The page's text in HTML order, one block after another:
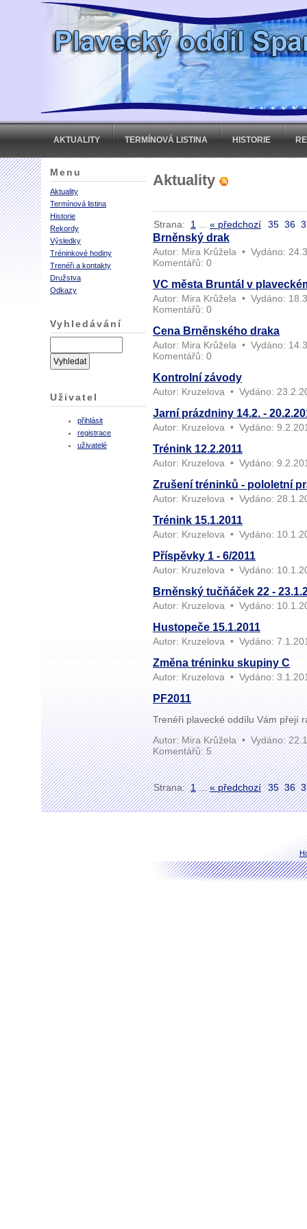
AKTUALITY TERMÍNOVÁ LISTINA HISTORIE
Menu
Aktuality
Termínová listina
Historie
Rekordy
Výsledky
Tréninkové hodiny
Trenéři a kontakty
Družstva
Odkazy
Vyhledávání
Uživatel
přihlásit
registrace
uživatelé
Aktuality
Strana: 1 « předchozí 35 36
Brněnský drak
Autor: Mira Krůžela • Vydáno:
Komentářů: 0
VC města Bruntál v
Autor: Mira Krůžela • Vydáno:
Komentářů: 0
Cena Brněnského draka
Autor: Mira Krůžela • Vydáno:
Komentářů: 0
Kontrolní závody
Autor: Kruzelova • Vydáno:
Jarní prázdniny 14.2. -
Autor: Kruzelova • Vydáno:
Trénink 12.2.2011
Autor: Kruzelova • Vydáno:
Zrušení tréninků - pololetní
Autor: Kruzelova • Vydáno:
Trénink 15.1.2011
Autor: Kruzelova • Vydáno:
Příspěvky 1 - 6/2011
Autor: Kruzelova • Vydáno:
Brněnský tučňáček 22 -
Autor: Kruzelova • Vydáno:
Hustopeče 15.1.2011
Autor: Kruzelova • Vydáno:
Změna tréninku skupiny C
Autor: Kruzelova • Vydáno:
PF2011
Trenéři plavecké oddílu Vám přejí
Autor: Mira Krůžela•Vydáno:
Komentářů:5
Strana:1...« předchozí 35 36